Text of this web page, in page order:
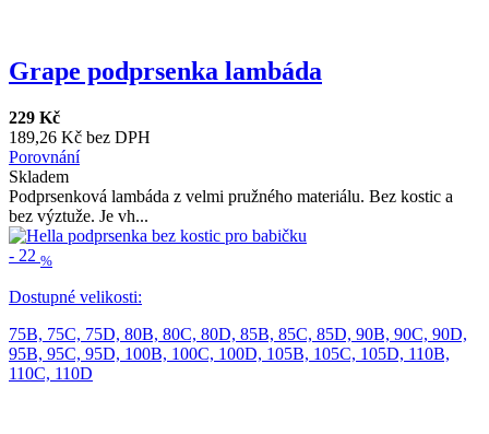
Grape podprsenka lambáda
229 Kč
189,26 Kč bez DPH
Porovnání
Skladem
Podprsenková lambáda z velmi pružného materiálu. Bez kostic a
bez výztuže. Je vh...
- 22 %
Dostupné velikosti:
75B, 75C, 75D, 80B, 80C, 80D, 85B, 85C, 85D, 90B, 90C, 90D,
95B, 95C, 95D, 100B, 100C, 100D, 105B, 105C, 105D, 110B,
110C, 110D